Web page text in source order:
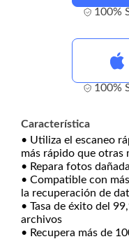
100%
100%
Característica
• Utiliza el escaneo
más rápido que otras
• Repara fotos
• Compatible con
la recuperación de
• Tasa de éxito del
archivos
• Recupera más de